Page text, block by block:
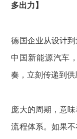
多出力】
德国企业从设计
中国新能源汽车
奏，立刻传递到供
庞大的周期，意
流程体系。如果